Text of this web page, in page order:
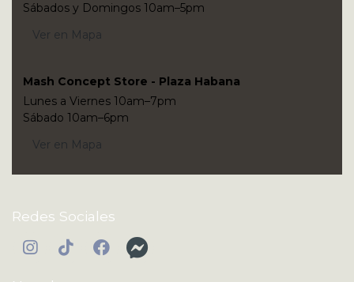
Sábados y Domingos 10am–5pm
Ver en Mapa
Mash Concept Store - Plaza Habana
Lunes a Viernes 10am–7pm
Sábado 10am–6pm
Ver en Mapa
Redes Sociales